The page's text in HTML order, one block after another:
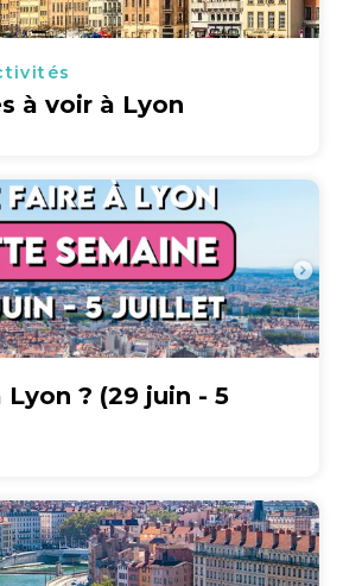
à voir à Lyon
Lyon ? (29 juin - 5